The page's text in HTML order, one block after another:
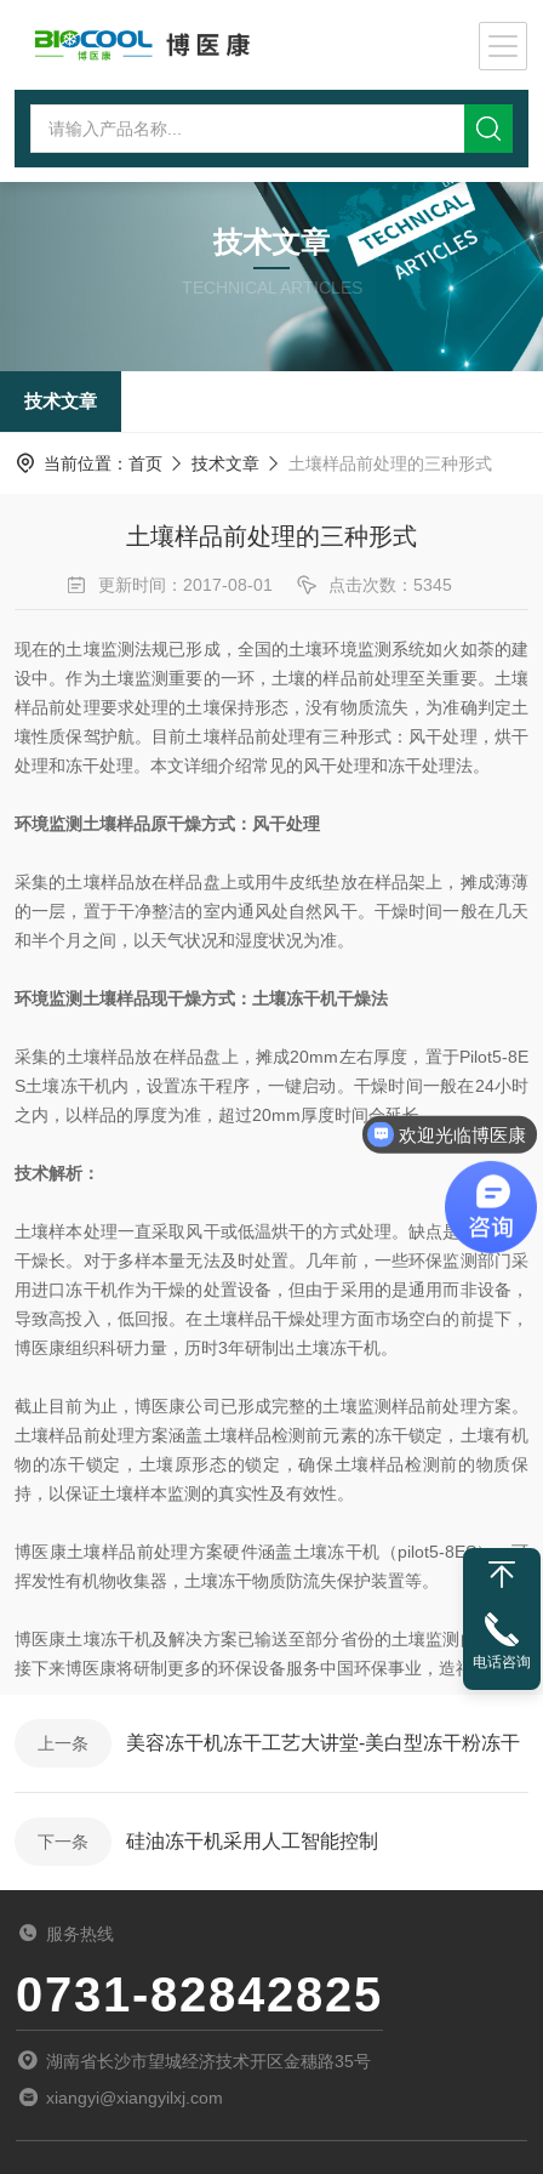
技术文章
TECHNICAL ARTICLES
技术文章
当前位置： 首页 技术文章 土壤样品前处理的三种形式
土壤样品前处理的三种形式
更新时间：2017-08-01 点击次数：5345
现在的土壤监测法规已形成，全国的土壤环境监测系统如火如荼的建
设中。作为土壤监测重要的一环，土壤的样品前处理至关重要。土壤
样品前处理要求处理的土壤保持形态，没有物质流失，为准确判定土
壤性质保驾护航。目前土壤样品前处理有三种形式：风干处理，烘干
处理和冻干处理。本文详细介绍常见的风干处理和冻干处理法。
环境监测土壤样品原干燥方式：风干处理
采集的土壤样品放在样品盘上或用牛皮纸垫放在样品架上，摊成薄薄
的一层，置于干净整洁的室内通风处自然风干。干燥时间一般在几天
和半个月之间，以天气状况和湿度状况为准。
环境监测土壤样品现干燥方式：土壤冻干机干燥法
采集的土壤样品放在样品盘上，摊成20mm左右厚度，置于Pilot5-8E
S土壤冻干机内，设置冻干程序，一键启动。干燥时间一般在24小时
之内，以样品的厚度为准，超过20mm厚度时间会延长。
技术解析：
土壤样本处理一直采取风干或低温烘干的方式处理。缺点是效率低，
干燥长。对于多样本量无法及时处置。几年前，一些环保监测部门采
用进口冻干机作为干燥的处置设备，但由于采用的是通用而非设备，
导致高投入，低回报。在土壤样品干燥处理方面市场空白的前提下，
博医康组织科研力量，历时3年研制出土壤冻干机。
截止目前为止，博医康公司已形成完整的土壤监测样品前处理方案。
土壤样品前处理方案涵盖土壤样品检测前元素的冻干锁定，土壤有机
物的冻干锁定，土壤原形态的锁定，确保土壤样品检测前的物质保
持，以保证土壤样本监测的真实性及有效性。
博医康土壤样品前处理方案硬件涵盖土壤冻干机（pilot5-8ES）、可
挥发性有机物收集器，土壤冻干物质防流失保护装置等。
博医康土壤冻干机及解决方案已输送至部分省份的土壤监测的一线。
接下来博医康将研制更多的环保设备服务中国环保事业，造福人类。
上一条 美容冻干机冻干工艺大讲堂-美白型冻干粉冻干
下一条 硅油冻干机采用人工智能控制
服务热线
0731-82842825
湖南省长沙市望城经济技术开区金穗路35号
xiangyi@xiangyilxj.com
电话咨询
欢迎光临博医康